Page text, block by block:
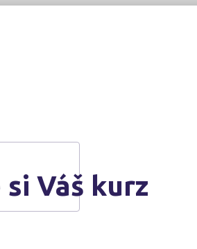
Váš kurz